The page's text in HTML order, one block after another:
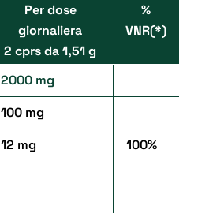
Per dose
giornaliera
2 cprs da 1,51 g
%
VNR(*)
2000 mg
100 mg
12 mg 100%